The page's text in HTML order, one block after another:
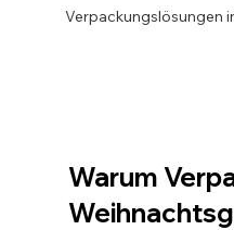
Verpackungslösungen
Warum